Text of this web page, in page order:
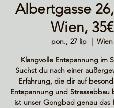
Albertgasse
Wien, 35€
pon., 27 lip
  |
Wien
Klangvolle Entspannung im
Suchst du nach einer
Erfahrung, die dir auf
Entspannung und Stressabbau
ist unser Gongbad genau das